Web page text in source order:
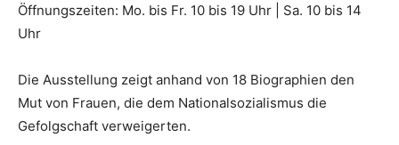
Öffnungszeiten: Mo. bis Fr. 10 bis 19 Uhr | Sa. 10 bis 14
Uhr
Die Ausstellung zeigt anhand von 18 Biographien den
Mut von Frauen, die dem Nationalsozialismus die
Gefolgschaft verweigerten.